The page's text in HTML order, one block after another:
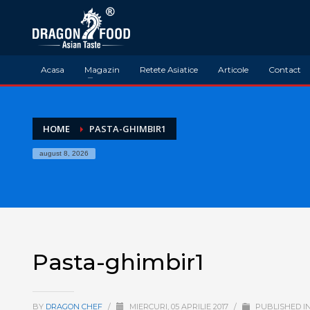
Acasa Magazin Retete Asiatice Articole Contact
HOME PASTA-GHIMBIR1
august 8, 2026
Pasta-ghimbir1
BY DRAGON CHEF / MIERCURI, 05 APRILIE 2017 / PUBLISHED